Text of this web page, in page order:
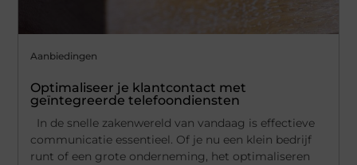
Aanbiedingen
Optimaliseer je klantcontact met
geïntegreerde telefoondiensten
In de snelle zakenwereld van vandaag is effectieve
communicatie essentieel. Of je nu een klein bedrijf
runt of een grote onderneming, het optimaliseren